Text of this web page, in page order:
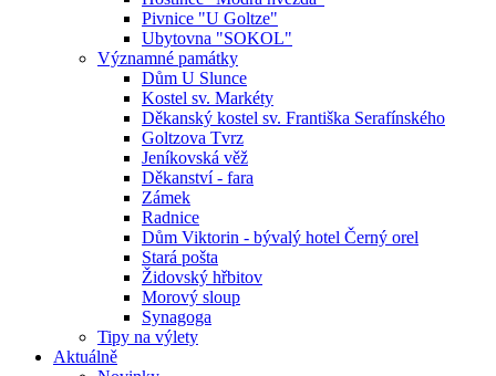
Pivnice "U Goltze"
Ubytovna "SOKOL"
Významné památky
Dům U Slunce
Kostel sv. Markéty
Děkanský kostel sv. Františka Serafínského
Goltzova Tvrz
Jeníkovská věž
Děkanství - fara
Zámek
Radnice
Dům Viktorin - bývalý hotel Černý orel
Stará pošta
Židovský hřbitov
Morový sloup
Synagoga
Tipy na výlety
Aktuálně